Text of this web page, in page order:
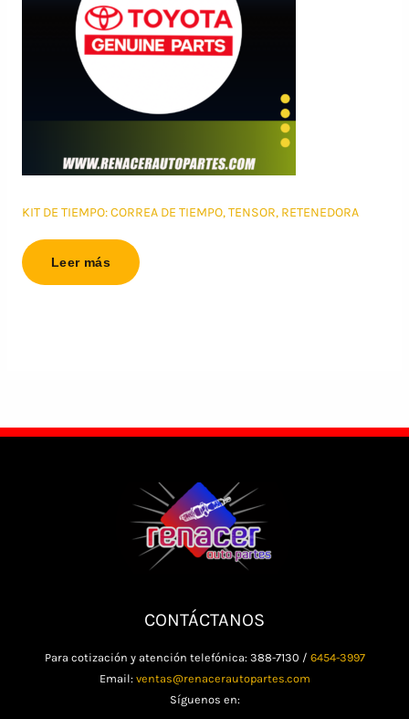
KIT DE TIEMPO: CORREA DE TIEMPO, TENSOR, RETENEDORA
Leer más
CONTÁCTANOS
Para cotización y atención telefónica: 388-7130 / 6454-3997
Email: ventas@renacerautopartes.com
Síguenos en: